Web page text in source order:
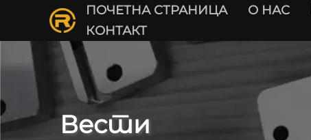
ПОЧЕТНА СТРАНИЦА О НАС
КОНТАКТ
Вести